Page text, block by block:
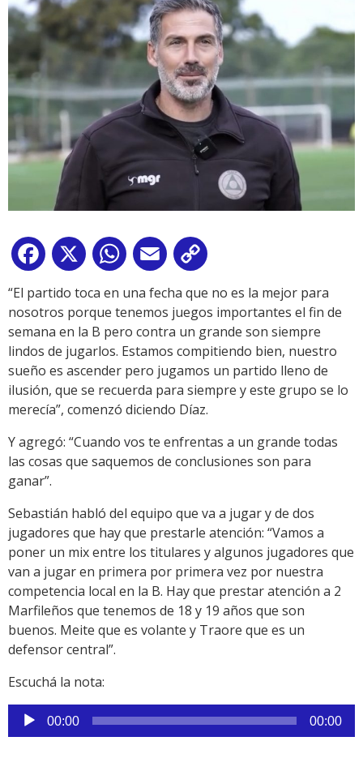
Facebook
X WhatsApp
Email
Link
“El partido toca en una fecha que no es la mejor para
nosotros porque tenemos juegos importantes el fin de
semana en la B pero contra un grande son siempre
lindos de jugarlos. Estamos compitiendo bien, nuestro
sueño es ascender pero jugamos un partido lleno de
ilusión, que se recuerda para siempre y este grupo se lo
merecía”, comenzó diciendo Díaz.
Y agregó: “Cuando vos te enfrentas a un grande todas
las cosas que saquemos de conclusiones son para
ganar”.
Sebastián habló del equipo que va a jugar y de dos
jugadores que hay que prestarle atención: “Vamos a
poner un mix entre los titulares y algunos jugadores que
van a jugar en primera por primera vez por nuestra
competencia local en la B. Hay que prestar atención a 2
Marfileños que tenemos de 18 y 19 años que son
buenos. Meite que es volante y Traore que es un
defensor central”.
Escuchá la nota:
Reproductor
de
00:00 00:00